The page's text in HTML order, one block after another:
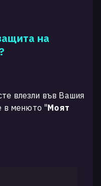
на
влезли във Вашия
в менюто "Моят